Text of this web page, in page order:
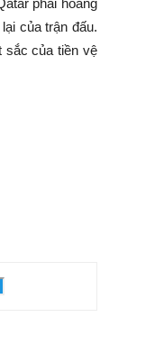
phải hoảng
của trận đấu.
sắc của tiền vệ